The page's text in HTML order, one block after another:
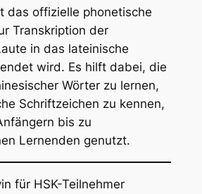
das offizielle phonetische
Transkription der
in das lateinische
wird. Es hilft dabei, die
Wörter zu lernen,
Schriftzeichen zu kennen,
bis zu
Lernenden genutzt.
für HSK-Teilnehmer